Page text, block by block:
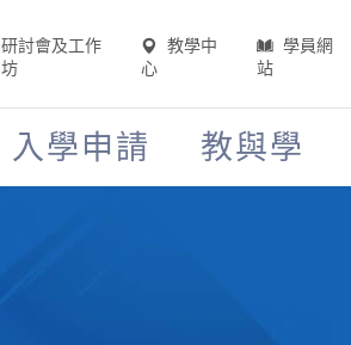
研討會及工作
坊
教學中
心
學員網
站
入學申請 教與學